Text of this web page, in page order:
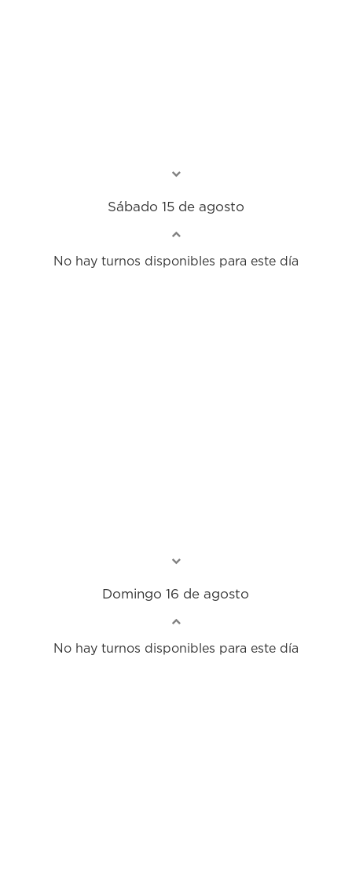
Sábado 15 de agosto
No hay turnos disponibles para este día
Domingo 16 de agosto
No hay turnos disponibles para este día